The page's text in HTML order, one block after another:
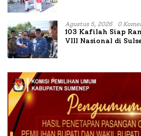
Agustus 5, 2026 0
103 Kafilah Siap
VIII Nasional di